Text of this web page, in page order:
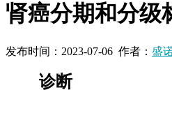
肾癌分期和分级
发布时间： 2023-07-06 作者： 盛
诊断